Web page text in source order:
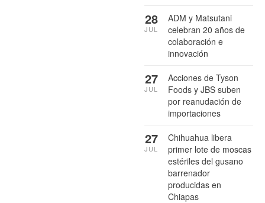
ADM y Matsutani
celebran 20 años de
colaboración e
innovación
28
JUL
Acciones de Tyson
Foods y JBS suben
por reanudación de
importaciones
27
JUL
Chihuahua libera
primer lote de moscas
estériles del gusano
barrenador
producidas en
Chiapas
27
JUL